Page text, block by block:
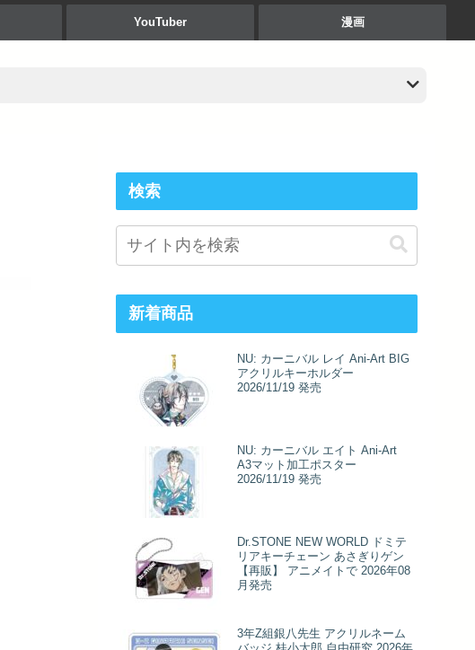
YouTuber 漫画
検索
新着商品
NU: カーニバル レイ Ani-Art BIG
アクリルキーホルダー
2026/11/19 発売
NU: カーニバル エイト Ani-Art
A3マット加工ポスター
2026/11/19 発売
Dr.STONE NEW WORLD ドミテ
リアキーチェーン あさぎりゲン
【再販】 アニメイトで 2026年08
月発売
3年Z組銀八先生 アクリルネーム